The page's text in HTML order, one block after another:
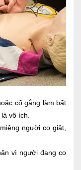
cố gắng làm bất
vô ích.
người co giật,
vì người đang co